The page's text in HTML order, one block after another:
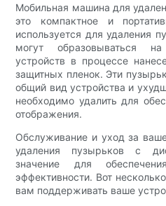
Мобильная машина для
это компактное и
используется для удаления
могут образовываться
устройств в процессе
защитных пленок. Эти
общий вид устройства и
необходимо удалить для
отображения.
Обслуживание и уход за
удаления пузырьков с
значение для
эффективности. Вот
вам поддерживать ваше